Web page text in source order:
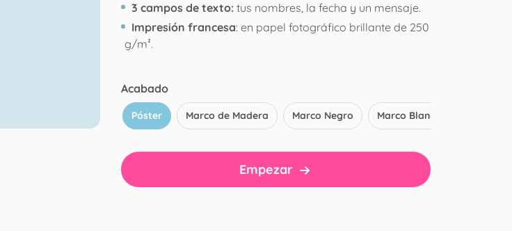
3 campos de texto: tus nombres, la fecha y un mensaje.
Impresión francesa: en papel fotográfico brillante de 250
g/m².
Acabado
Póster Marco de Madera Marco Negro Marco Blanco
Empezar